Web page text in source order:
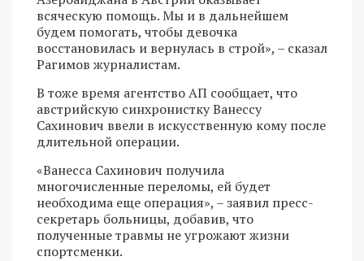
всяческую помощь. Мы и в дальнейшем
будем помогать, чтобы девочка
восстановилась и вернулась в строй», – сказал
Рагимов журналистам.
В тоже время агентство АП сообщает, что
австрийскую синхронистку Ванессу
Сахинович ввели в искусственную кому после
длительной операции.
«Ванесса Сахинович получила
многочисленные переломы, ей будет
необходима еще операция», – заявил пресс-
секретарь больницы, добавив, что
полученные травмы не угрожают жизни
спортсменки.